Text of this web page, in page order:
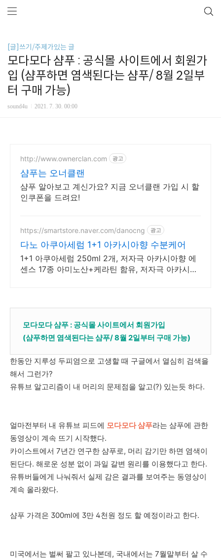
[글]쓰기/주제가있는 글
모다모다 샴푸 : 공식몰 사이트에서 회원가
입 (샴푸하면 염색된다는 샴푸/ 8월 2일부
터 구매 가능)
sound4u 2021. 7. 30. 00:00
http://www.ownerclan.com 광고
샴푸는 오너클랜
샴푸 알아보고 계신가요? 지금 오너클랜 가입 시 할
인쿠폰을 드려요!
https://smartstore.naver.com/danocng 광고
다노 아쿠아세럼 1+1 아카시아향 수분케어
1+1 아쿠아세럼 250ml 2개, 저자극 아카시아향 에
센스 17종 아미노산+케라틴 함유, 저자극 아카시아
모다모다 샴푸 : 공식몰 사이트에서 회원가입
(샴푸하면 염색된다는 샴푸/ 8월 2일부터 구매 가능)
한동안 지루성 두피염으로 고생할 때 구글에서 열심히 검색을
해서 그런가?
유튜브 알고리즘이 내 머리의 문제점을 알고(?) 있는듯 하다.
얼마전부터 내 유튜브 피드에 모다모다 샴푸라는 샴푸에 관한
동영상이 계속 뜨기 시작했다.
카이스트에서 7년간 연구한 샴푸로, 머리 감기만 하면 염색이
된단다. 해로운 성분 없이 과일 갈변 원리를 이용했다고 한다.
유튜버들에게 나눠줘서 실제 감은 결과를 보여주는 동영상이
계속 올라왔다.
샴푸 가격은 300ml에 3만 4천원 정도 할 예정이라고 한다.
미국에서는 벌써 팔고 있나본데, 국내에서는 7월말부터 살 수